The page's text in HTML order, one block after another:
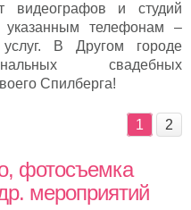
видеографов и студий
указанным телефонам –
В Другом городе
свадебных
Спилберга!
1 2
фотосъемка
мероприятий